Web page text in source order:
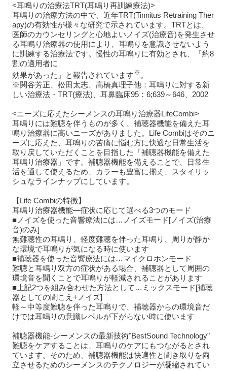
<耳鳴りの治療法TRT(耳鳴り再訓練療法)>
耳鳴りの治療方法の中で、近年TRT(Tinnitus Retraining Ther
apy)の有効性が様々な研究で示されています。TRTとは、
医師のカウンセリングと心地よいノイズ(治療音)を発生させ
る耳鳴り治療器の使用により、耳鳴りを意識させないよう
に訓練する治療法です。慢性の耳鳴りに有効とされ、「約8
割の適用者に
効果があった」と報告されています ※ 。
※関谷芳正、松田太志、高橋真理子他：耳鳴りに対する新
しい治療法・TRT(療法)、耳鼻臨床95：6;639～646、2002
<ニーズに応えたシーメンスの耳鳴り治療器LifeCombi>
耳鳴りには難聴を伴うものが多く、補聴器機能を備えた耳
鳴り治療器に高いニーズがありました。Life Combiはそのニ
ーズに応えた、耳鳴りの苦痛に悩む方に快適な日常生活を
取り戻していただくことを目指した「補聴器機能を備えた
耳鳴り治療器」です。補聴器機能を備えることで、日常生
活を通して使えるため、カラーも豊富に揃え、スタイリッ
シュなラインナップにしています。
【Life Combiの特徴】
耳鳴り治療器機能―症状に応じて選べる3つのモード
■ノイズを使った音響療法には…ノイズモード[ノイズ(治療
音)のみ]
無難聴性の耳鳴り、軽度難聴を伴った耳鳴り、周りが静か
な環境で耳鳴りが気になる時に使います
■補聴器を使った音響療法には…マイクロホンモード
難聴と耳鳴り双方の症状がある場合、補聴器として周囲の
環境音を聞くことで耳鳴りが軽減されることがあります
■上記2つを組み合わせた方法として…ミックスモード[補聴
器としての聞こえ+ノイズ]
軽～中等度難聴を伴った耳鳴りで、補聴器からの環境音だ
けでは耳鳴りの意識レベルが下がらない時に使います
補聴器機能-シーメンスの最新技術"BestSound Technology"
難聴をケアすることは、耳鳴りのケアにもつながるとされ
ています。そのため、補聴器機能は快適性と聞き取りを両
立させるためのシーメンスのテクノロジーが凝縮されてい